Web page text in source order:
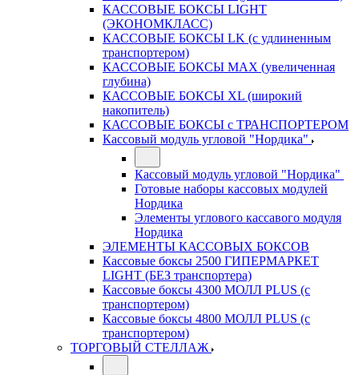
КАССОВЫЕ БОКСЫ LIGHT
(ЭКОНОМКЛАСС)
КАССОВЫЕ БОКСЫ LK (с удлиненным
транспортером)
КАССОВЫЕ БОКСЫ MAX (увеличенная
глубина)
КАССОВЫЕ БОКСЫ XL (широкий
накопитель)
КАССОВЫЕ БОКСЫ с ТРАНСПОРТЕРОМ
Кассовый модуль угловой "Нордика"
Кассовый модуль угловой "Нордика"
Готовые наборы кассовых модулей
Нордика
Элементы углового кассавого модуля
Нордика
ЭЛЕМЕНТЫ КАССОВЫХ БОКСОВ
Кассовые боксы 2500 ГИПЕРМАРКЕТ
LIGHT (БЕЗ транспортера)
Кассовые боксы 4300 МОЛЛ PLUS (с
транспортером)
Кассовые боксы 4800 МОЛЛ PLUS (с
транспортером)
ТОРГОВЫЙ СТЕЛЛАЖ